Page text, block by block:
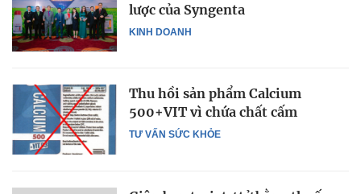
KINH DOANH
lược của Syngenta
TƯ VẤN SỨC KHỎE
Thu hồi sản phẩm Calcium
500+VIT vì chứa chất cấm